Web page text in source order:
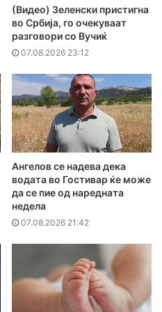
(Видео) Зеленски пристигна
во Србија, го очекуваат
разговори со Вучиќ
07.08.2026 23:12
Ангелов се надева дека
водата во Гостивар ќе може
да се пие од наредната
недела
07.08.2026 21:42